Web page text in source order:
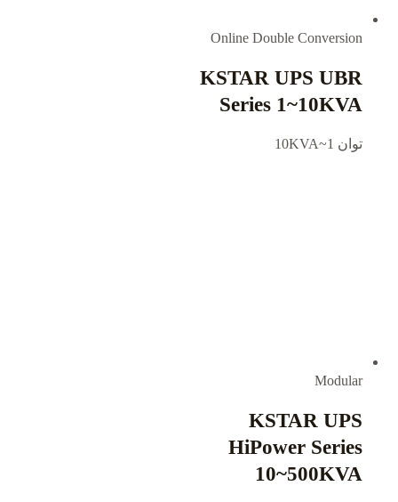
Online Double Conversion
KSTAR UPS UBR
Series 1~10KVA
توان 1~10KVA
Modular
KSTAR UPS
HiPower Series
10~500KVA